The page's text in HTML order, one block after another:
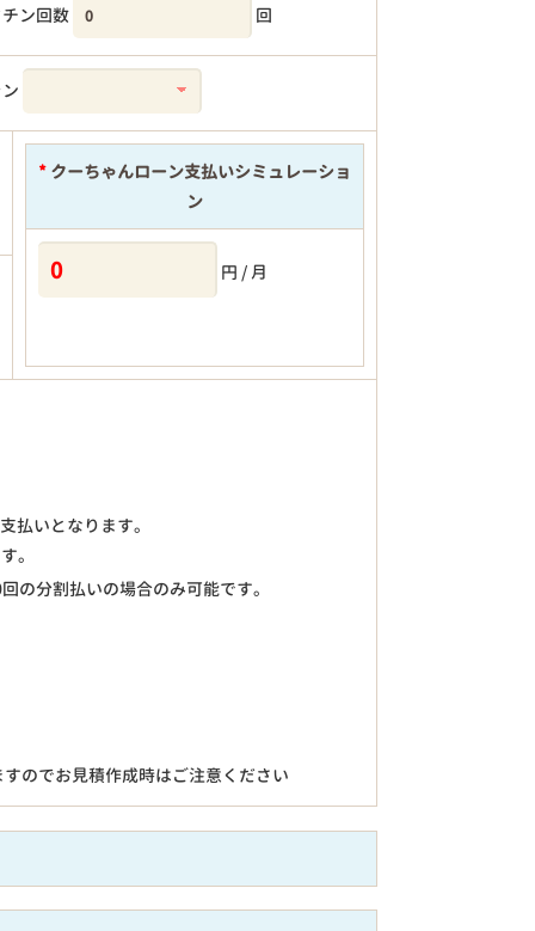
ン回数 回
* クーちゃんローン支払いシミュレーショ
ン
円 / 月
払いとなります。
。
の分割払いの場合のみ可能です。
のでお見積作成時はご注意ください